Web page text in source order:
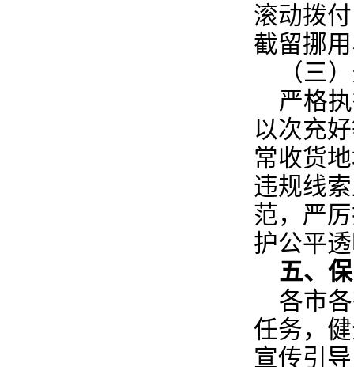
滚动拨
截留挪
（三
严格
以次充
常收货
违规线
范，严
护公平
五、
各市
任务，
宣传引